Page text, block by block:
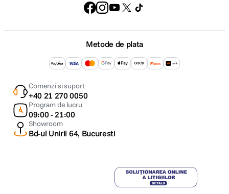
Metode de plata
Comenzi si suport
+40 21 270 0050
Program de lucru
09:00 - 21:00
Showroom
Bd-ul Unirii 64, Bucuresti